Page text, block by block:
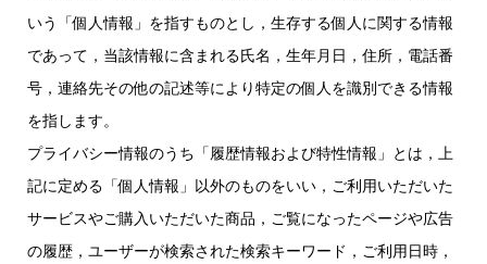
いう「個人情報」を指すものとし，生存する個人に関する情報
であって，当該情報に含まれる氏名，生年月日，住所，電話番
号，連絡先その他の記述等により特定の個人を識別できる情報
を指します。
プライバシー情報のうち「履歴情報および特性情報」とは，上
記に定める「個人情報」以外のものをいい，ご利用いただいた
サービスやご購入いただいた商品，ご覧になったページや広告
の履歴，ユーザーが検索された検索キーワード，ご利用日時，